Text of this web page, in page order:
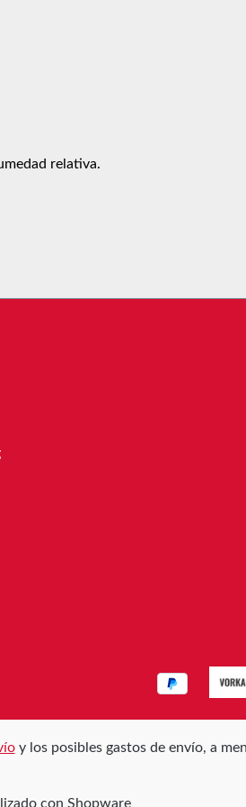
relativa.
y los posibles gastos de envío, a
con Shopware